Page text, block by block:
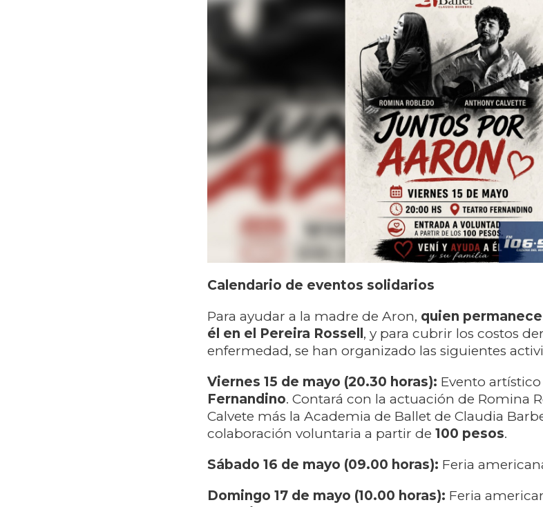
Calendario de eventos solidarios
Para ayudar a la madre de Aron, quien
él en el Pereira Rossell , y para cubrir los costos
enfermedad, se han organizado las siguientes
Viernes 15 de mayo (20.30 horas): Evento artístico
Fernandino. Contará con la actuación de Romina
Calvete más la Academia de Ballet de Claudia
colaboración voluntaria a partir de 100 pesos.
Sábado 16 de mayo (09.00 horas): Feria
Domingo 17 de mayo (10.00 horas): Feria